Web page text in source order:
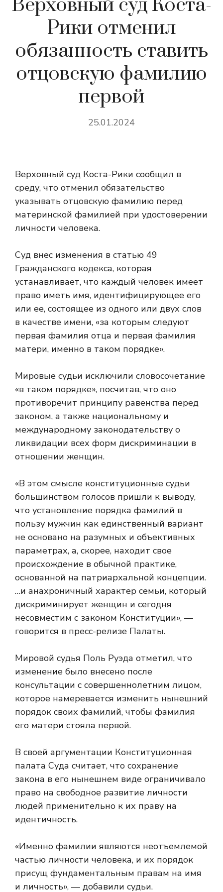
Верховный суд Коста-
Рики отменил
обязанность ставить
отцовскую фамилию
первой
25.01.2024
Верховный суд Коста-Рики сообщил в
среду, что отменил обязательство
указывать отцовскую фамилию перед
материнской фамилией при удостоверении
личности человека.
Суд внес изменения в статью 49
Гражданского кодекса, которая
устанавливает, что каждый человек имеет
право иметь имя, идентифицирующее его
или ее, состоящее из одного или двух слов
в качестве имени, «за которым следуют
первая фамилия отца и первая фамилия
матери, именно в таком порядке».
Мировые судьи исключили словосочетание
«в таком порядке», посчитав, что оно
противоречит принципу равенства перед
законом, а также национальному и
международному законодательству о
ликвидации всех форм дискриминации в
отношении женщин.
«В этом смысле конституционные судьи
большинством голосов пришли к выводу,
что установление порядка фамилий в
пользу мужчин как единственный вариант
не основано на разумных и объективных
параметрах, а, скорее, находит свое
происхождение в обычной практике,
основанной на патриархальной концепции.
…и анахроничный характер семьи, который
дискриминирует женщин и сегодня
несовместим с законом Конституции», —
говорится в пресс-релизе Палаты.
Мировой судья Поль Руэда отметил, что
изменение было внесено после
консультации с совершеннолетним лицом,
которое намеревается изменить нынешний
порядок своих фамилий, чтобы фамилия
его матери стояла первой.
В своей аргументации Конституционная
палата Суда считает, что сохранение
закона в его нынешнем виде ограничивало
право на свободное развитие личности
людей применительно к их праву на
идентичность.
«Именно фамилии являются неотъемлемой
частью личности человека, и их порядок
присущ фундаментальным правам на имя
и личность», — добавили судьи.